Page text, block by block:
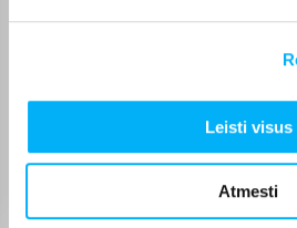
Leisti visus
Atmesti
pristatysime per nurodytą terminą, o
užsakymą atsiimti patys, atitinkamai
galėsite atsiimti mūsų biure Kaune.
DUK